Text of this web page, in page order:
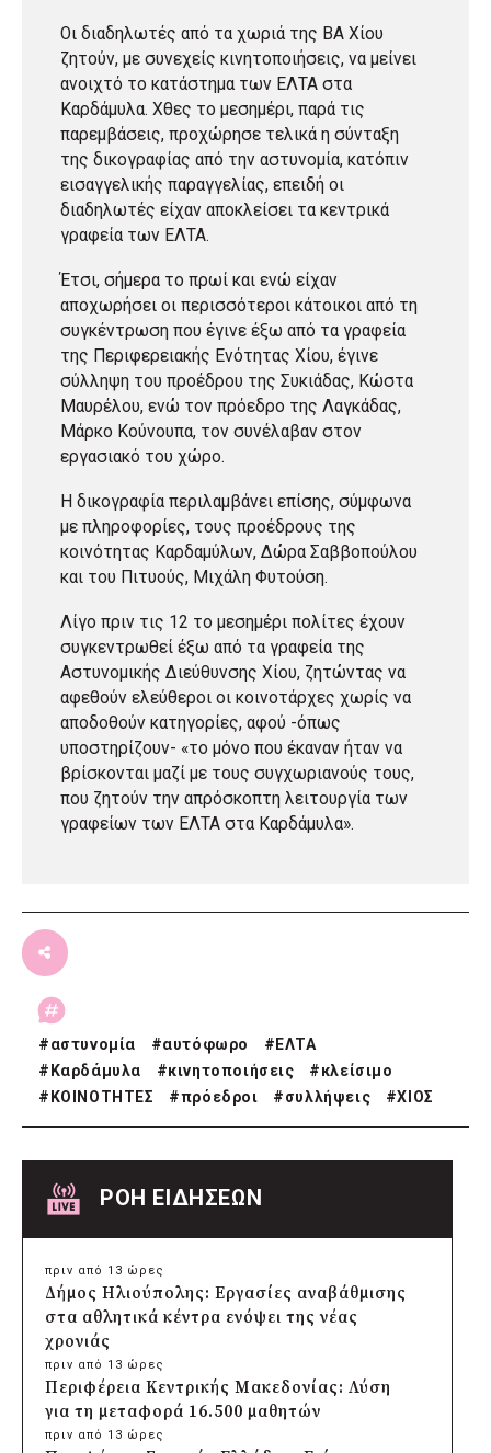
Οι διαδηλωτές από τα χωριά της ΒΑ Χίου
ζητούν, με συνεχείς κινητοποιήσεις, να μείνει
ανοιχτό το κατάστημα των ΕΛΤΑ στα
Καρδάμυλα. Χθες το μεσημέρι, παρά τις
παρεμβάσεις, προχώρησε τελικά η σύνταξη
της δικογραφίας από την αστυνομία, κατόπιν
εισαγγελικής παραγγελίας, επειδή οι
διαδηλωτές είχαν αποκλείσει τα κεντρικά
γραφεία των ΕΛΤΑ.
Έτσι, σήμερα το πρωί και ενώ είχαν
αποχωρήσει οι περισσότεροι κάτοικοι από τη
συγκέντρωση που έγινε έξω από τα γραφεία
της Περιφερειακής Ενότητας Χίου, έγινε
σύλληψη του προέδρου της Συκιάδας, Κώστα
Μαυρέλου, ενώ τον πρόεδρο της Λαγκάδας,
Μάρκο Κούνουπα, τον συνέλαβαν στον
εργασιακό του χώρο.
Η δικογραφία περιλαμβάνει επίσης, σύμφωνα
με πληροφορίες, τους προέδρους της
κοινότητας Καρδαμύλων, Δώρα Σαββοπούλου
και του Πιτυούς, Μιχάλη Φυτούση.
Λίγο πριν τις 12 το μεσημέρι πολίτες έχουν
συγκεντρωθεί έξω από τα γραφεία της
Αστυνομικής Διεύθυνσης Χίου, ζητώντας να
αφεθούν ελεύθεροι οι κοινοτάρχες χωρίς να
αποδοθούν κατηγορίες, αφού -όπως
υποστηρίζουν- «το μόνο που έκαναν ήταν να
βρίσκονται μαζί με τους συγχωριανούς τους,
που ζητούν την απρόσκοπτη λειτουργία των
γραφείων των ΕΛΤΑ στα Καρδάμυλα».
#αστυνομία #αυτόφωρο # ΕΛΤΑ
# Καρδάμυλα #κινητοποιήσεις #κλείσιμο
# ΚΟΙΝΟΤΗΤΕΣ #πρόεδροι #συλλήψεις #ΧΙΟΣ
ΡΟΗ ΕΙΔΗΣΕΩΝ
πριν από 13 ώρες
Δήμος Ηλιούπολης: Εργασίες αναβάθμισης
στα αθλητικά κέντρα ενόψει της νέας
χρονιάς
πριν από 13 ώρες
Περιφέρεια Κεντρικής Μακεδονίας: Λύση
για τη μεταφορά 16.500 μαθητών
πριν από 13 ώρες